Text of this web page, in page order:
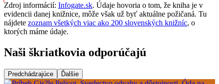
Zdroj informácií: Infogate.sk. Údaje hovoria o tom, že kniha je v
evidencii danej knižnice, môže však už byť aktuálne požičaná. Tu
nájdete zoznam všetkých viac ako 200 slovenských knižníc, o
ktorých máme údaje.
Naši škriatkovia odporúčajú
Predchádzajúce Ďalšie